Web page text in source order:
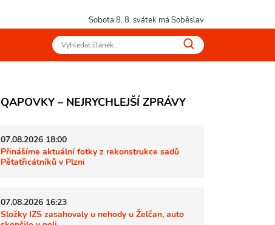
Sobota 8. 8. svátek má Soběslav
QAPOVKY – NEJRYCHLEJŠÍ ZPRÁVY
07.08.2026 18:00
Přinášíme aktuální fotky z rekonstrukce sadů
Pětatřicátníků v Plzni
07.08.2026 16:23
Složky IZS zasahovaly u nehody u Želčan, auto